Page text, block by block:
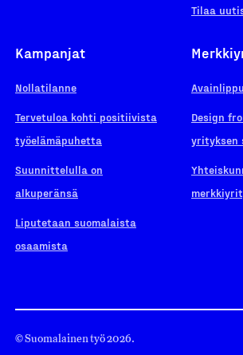
Tilaa
Kampanjat
Nollatilanne
Tervetuloa kohti positiivista
työelämäpuhetta
Suunnittelulla on
alkuperänsä
Liputetaan suomalaista
osaamista
Design
yrityksen
© Suomalainen työ 2026.